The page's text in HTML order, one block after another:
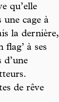
qu’elle
cage à
la dernière,
à ses
d’une
de rêve